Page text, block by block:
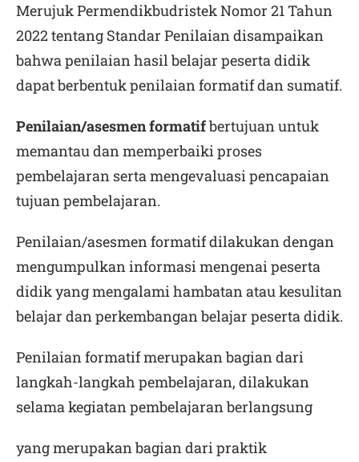
Merujuk Permendikbudristek Nomor 21 Tahun
2022 tentang Standar Penilaian disampaikan
bahwa penilaian hasil belajar peserta didik
dapat berbentuk penilaian formatif dan sumatif.
Penilaian/asesmen formatifbertujuan untuk
memantau dan memperbaiki proses
pembelajaran serta mengevaluasi pencapaian
tujuan pembelajaran.
Penilaian/asesmen formatif dilakukan dengan
mengumpulkan informasi mengenai peserta
didik yang mengalami hambatan atau kesulitan
belajar dan perkembangan belajar peserta didik.
Penilaian formatif merupakan bagian dari
langkah-langkah pembelajaran, dilakukan
selama kegiatan pembelajaran berlangsung
yang merupakan bagian dari praktik